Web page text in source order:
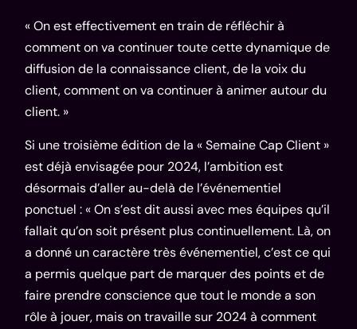
« On est effectivement en train de réfléchir à
comment on va continuer toute cette dynamique de
diffusion de la connaissance client, de la voix du
client, comment on va continuer à animer autour du
client. »
Si une troisième édition de la « Semaine Cap Client »
est déjà envisagée pour 2024, l’ambition est
désormais d’aller au-delà de l’événementiel
ponctuel : « On s’est dit aussi avec mes équipes qu’il
fallait qu’on soit présent plus continuellement. Là, on
a donné un caractère très événementiel, c’est ce qui
a permis quelque part de marquer des points et de
faire prendre conscience que tout le monde a son
rôle à jouer, mais on travaille sur 2024 à comment